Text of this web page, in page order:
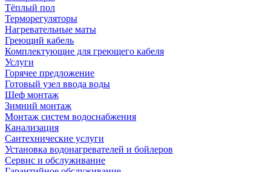
Тёплый пол
Терморегуляторы
Нагревательные маты
Греющий кабель
Комплектующие для греющего кабеля
Услуги
Горячее предложение
Готовый узел ввода воды
Шеф монтаж
Зимний монтаж
Монтаж систем водоснабжения
Канализация
Сантехнические услуги
Установка водонагревателей и бойлеров
Сервис и обслуживание